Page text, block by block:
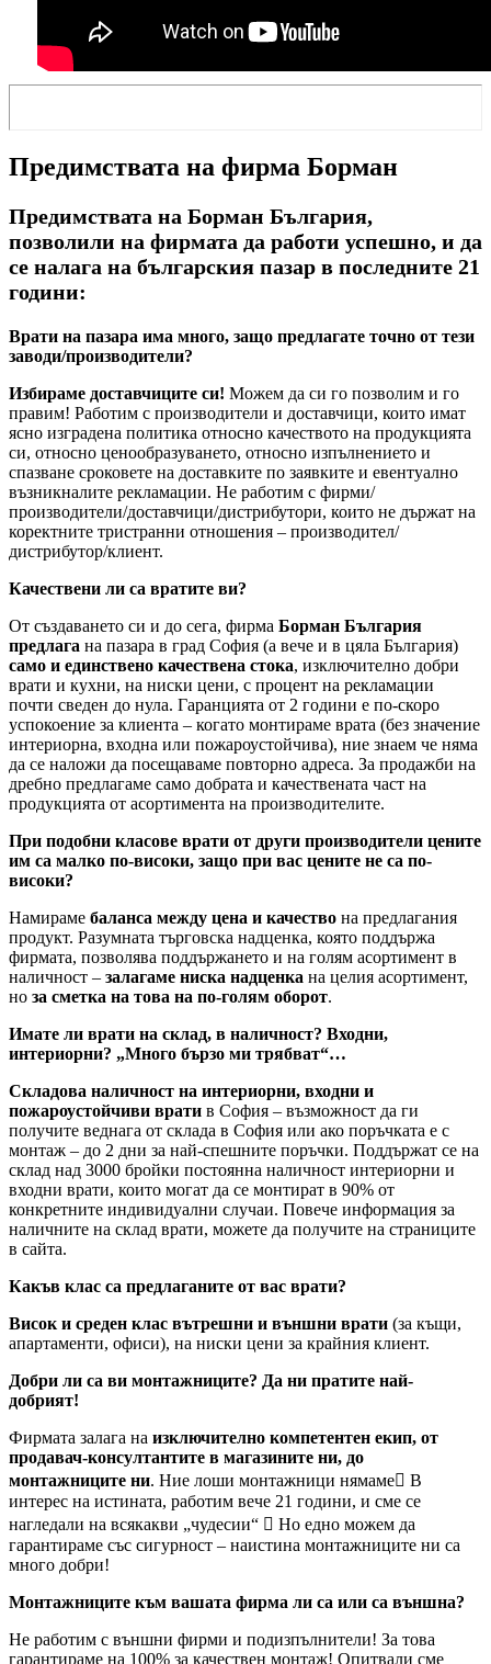
Предимствата на фирма Борман
Предимствата на Борман България,
позволили на фирмата да работи успешно, и да
се налага на българския пазар в последните 21
години:
Врати на пазара има много, защо предлагате точно от тези
заводи/производители?
Избираме доставчиците си! Можем да си го позволим и го
правим! Работим с производители и доставчици, които имат
ясно изградена политика относно качеството на продукцията
си, относно ценообразуването, относно изпълнението и
спазване сроковете на доставките по заявките и евентуално
възникналите рекламации. Не работим с фирми/
производители/доставчици/дистрибутори, които не държат на
коректните тристранни отношения – производител/
дистрибутор/клиент.
Качествени ли са вратите ви?
От създаването си и до сега, фирма Борман България
предлага на пазара в град София (а вече и в цяла България)
само и единствено качествена стока, изключително добри
врати и кухни, на ниски цени, с процент на рекламации
почти сведен до нула. Гаранцията от 2 години е по-скоро
успокоение за клиента – когато монтираме врата (без значение
интериорна, входна или пожароустойчива), ние знаем че няма
да се наложи да посещаваме повторно адреса. За продажби на
дребно предлагаме само добрата и качествената част на
продукцията от асортимента на производителите.
При подобни класове врати от други производители цените
им са малко по-високи, защо при вас цените не са по-
високи?
Намираме баланса между цена и качество на предлагания
продукт. Разумната търговска надценка, която поддържа
фирмата, позволява поддържането и на голям асортимент в
наличност – залагаме ниска надценка на целия асортимент,
но за сметка на това на по-голям оборот.
Имате ли врати на склад, в наличност? Входни,
интериорни? „Много бързо ми трябват“…
Складова наличност на интериорни, входни и
пожароустойчиви врати в София – възможност да ги
получите веднага от склада в София или ако поръчката е с
монтаж – до 2 дни за най-спешните поръчки. Поддържат се на
склад над 3000 бройки постоянна наличност интериорни и
входни врати, които могат да се монтират в 90% от
конкретните индивидуални случаи. Повече информация за
наличните на склад врати, можете да получите на страниците
в сайта.
Какъв клас са предлаганите от вас врати?
Висок и среден клас вътрешни и външни врати (за къщи,
апартаменти, офиси), на ниски цени за крайния клиент.
Добри ли са ви монтажниците? Да ни пратите най-
добрият!
Фирмата залага на изключително компетентен екип, от
продавач-консултантите в магазините ни, до
монтажниците ни. Ние лоши монтажници нямаме В
интерес на истината, работим вече 21 години, и сме се
нагледали на всякакви „чудесии“  Но едно можем да
гарантираме със сигурност – наистина монтажниците ни са
много добри!
Монтажниците към вашата фирма ли са или са външна?
Не работим с външни фирми и подизпълнители! За това
гарантираме на 100% за качествен монтаж! Опитвали сме